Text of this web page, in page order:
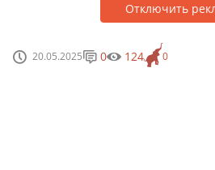
Отключить
20.05.2025 0
0 124